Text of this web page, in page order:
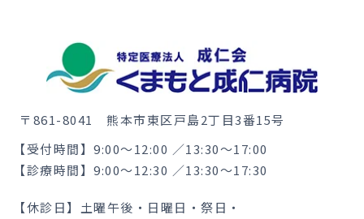
〒861-8041 熊本市東区戸島2丁目3番15号
【受付時間】 9:00〜12:00 ／13:30〜17:00
【診療時間】 9:00〜12:30 ／13:30〜17:30
【休診日】 土曜午後・日曜日・祭日・